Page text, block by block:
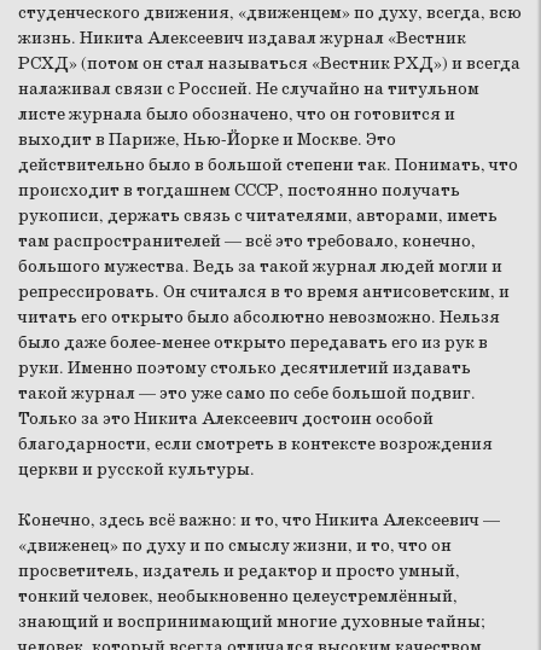
студенческого движения, «движенцем» по духу, всегда, всю
жизнь. Никита Алексеевич издавал журнал «Вестник
РСХД» (потом он стал называться «Вестник РХД») и всегда
налаживал связи с Россией. Не случайно на титульном
листе журнала было обозначено, что он готовится и
выходит в Париже, Нью-Йорке и Москве. Это
действительно было в большой степени так. Понимать, что
происходит в тогдашнем СССР, постоянно получать
рукописи, держать связь с читателями, авторами, иметь
там распространителей — всё это требовало, конечно,
большого мужества. Ведь за такой журнал людей могли и
репрессировать. Он считался в то время антисоветским, и
читать его открыто было абсолютно невозможно. Нельзя
было даже более-менее открыто передавать его из рук в
руки. Именно поэтому столько десятилетий издавать
такой журнал — это уже само по себе большой подвиг.
Только за это Никита Алексеевич достоин особой
благодарности, если смотреть в контексте возрождения
церкви и русской культуры.
Конечно, здесь всё важно: и то, что Никита Алексеевич —
«движенец» по духу и по смыслу жизни, и то, что он
просветитель, издатель и редактор и просто умный,
тонкий человек, необыкновенно целеустремлённый,
знающий и воспринимающий многие духовные тайны;